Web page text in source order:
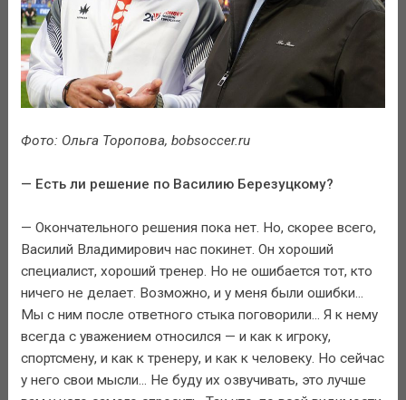
Фото: Ольга Торопова, bobsoccer.ru
— Есть ли решение по Василию Березуцкому?
— Окончательного решения пока нет. Но, скорее всего,
Василий Владимирович нас покинет. Он хороший
специалист, хороший тренер. Но не ошибается тот, кто
ничего не делает. Возможно, и у меня были ошибки...
Мы с ним после ответного стыка поговорили... Я к нему
всегда с уважением относился — и как к игроку,
спортсмену, и как к тренеру, и как к человеку. Но сейчас
у него свои мысли... Не буду их озвучивать, это лучше